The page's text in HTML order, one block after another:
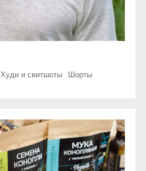
Худи и свитшоты
Шорты